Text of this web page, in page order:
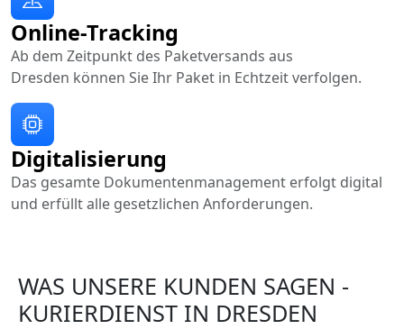
Online-Tracking
Ab dem Zeitpunkt des Paketversands aus
Dresden können Sie Ihr Paket in Echtzeit verfolgen.
Digitalisierung
Das gesamte Dokumentenmanagement erfolgt digital
und erfüllt alle gesetzlichen Anforderungen.
WAS UNSERE KUNDEN SAGEN -
KURIERDIENST IN DRESDEN